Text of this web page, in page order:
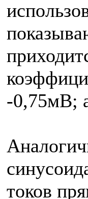
-0,75мВ;
токов